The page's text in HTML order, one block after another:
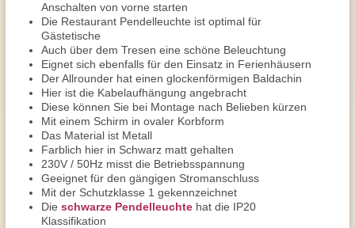
Anschalten von vorne starten
Die Restaurant Pendelleuchte ist optimal für
Gästetische
Auch über dem Tresen eine schöne Beleuchtung
Eignet sich ebenfalls für den Einsatz in Ferienhäusern
Der Allrounder hat einen glockenförmigen Baldachin
Hier ist die Kabelaufhängung angebracht
Diese können Sie bei Montage nach Belieben kürzen
Mit einem Schirm in ovaler Korbform
Das Material ist Metall
Farblich hier in Schwarz matt gehalten
230V / 50Hz misst die Betriebsspannung
Geeignet für den gängigen Stromanschluss
Mit der Schutzklasse 1 gekennzeichnet
Die schwarze Pendelleuchte hat die IP20
Klassifikation